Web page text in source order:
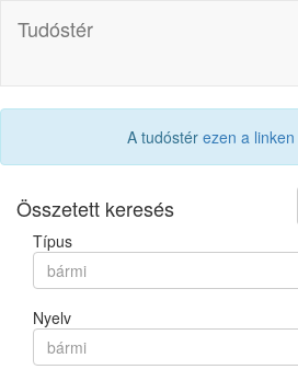
Tudóstér
A tudóstér ezen a linken
Összetett keresés
Típus
bármi
Nyelv
bármi